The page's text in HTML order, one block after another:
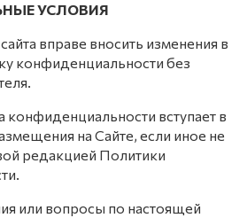
УСЛОВИЯ
вправе вносить изменения в
конфиденциальности без
вступает в
на Сайте, если иное не
редакцией Политики
или вопросы по настоящей